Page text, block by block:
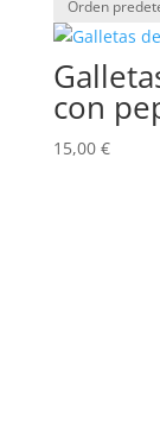
con
15,00 €